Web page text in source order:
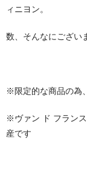
ィニヨン。
数、そんなにござい
※限定的な商品の為
※ヴァン ド フラン
産です